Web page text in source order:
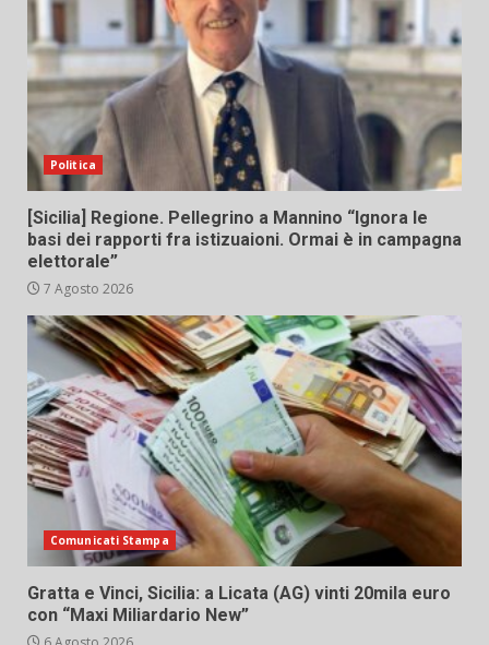
Politica
[Sicilia] Regione. Pellegrino a Mannino “Ignora le
basi dei rapporti fra istizuaioni. Ormai è in campagna
elettorale”
7 Agosto 2026
Comunicati Stampa
Gratta e Vinci, Sicilia: a Licata (AG) vinti 20mila euro
con “Maxi Miliardario New”